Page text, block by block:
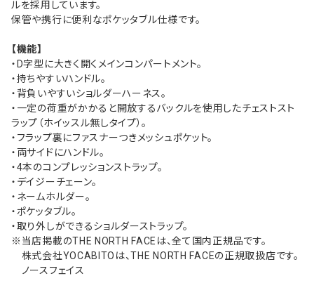
ルを採用しています。
保管や携行に便利なポケッタブル仕様です。
【機能】
・D字型に大きく開くメインコンパートメント。
・持ちやすいハンドル。
・背負いやすいショルダーハーネス。
・一定の荷重がかかると開放するバックルを使用したチェストスト
ラップ（ホイッスル無しタイプ）。
・フラップ裏にファスナーつきメッシュポケット。
・両サイドにハンドル。
・4本のコンプレッションストラップ。
・デイジーチェーン。
・ネームホルダー。
・ポケッタブル。
・取り外しができるショルダーストラップ。
※当店掲載のTHE NORTH FACEは、全て国内正規品です。
株式会社YOCABITOは、THE NORTH FACEの正規取扱店です。
ノースフェイス